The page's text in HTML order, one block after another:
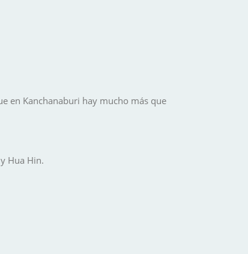
en Kanchanaburi hay mucho más que
y Hua Hin.